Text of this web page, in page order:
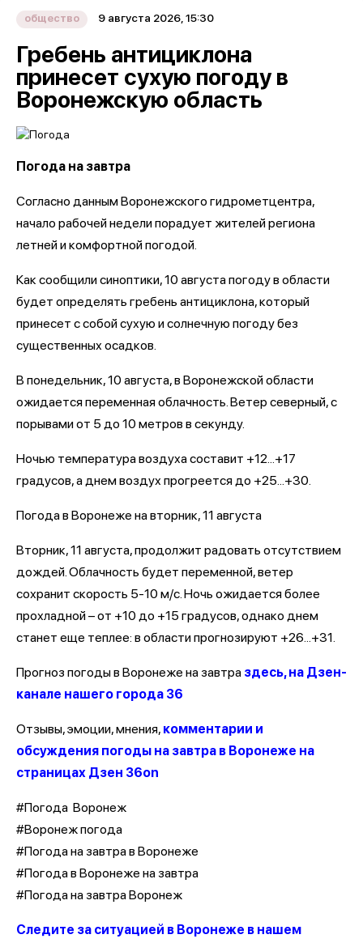
общество 9 августа 2026, 15:30
Гребень антициклона
принесет сухую погоду в
Воронежскую область
Погода на завтра
Согласно данным Воронежского гидрометцентра,
начало рабочей недели порадует жителей региона
летней и комфортной погодой.
Как сообщили синоптики, 10 августа погоду в области
будет определять гребень антициклона, который
принесет с собой сухую и солнечную погоду без
существенных осадков.
В понедельник, 10 августа, в Воронежской области
ожидается переменная облачность. Ветер северный, с
порывами от 5 до 10 метров в секунду.
Ночью температура воздуха составит +12...+17
градусов, а днем воздух прогреется до +25...+30.
Погода в Воронеже на вторник, 11 августа
Вторник, 11 августа, продолжит радовать отсутствием
дождей. Облачность будет переменной, ветер
сохранит скорость 5-10 м/с. Ночь ожидается более
прохладной – от +10 до +15 градусов, однако днем
станет еще теплее: в области прогнозируют +26...+31.
Прогноз погоды в Воронеже на завтра здесь, на Дзен-
канале нашего города 36
Отзывы, эмоции, мнения, комментарии и
обсуждения погоды на завтра в Воронеже на
страницах Дзен 36on
#Погода Воронеж
#Воронеж погода
#Погода на завтра в Воронеже
#Погода в Воронеже на завтра
#Погода на завтра Воронеж
Следите за ситуацией в Воронеже в нашем